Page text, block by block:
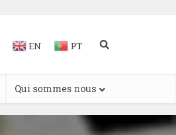
EN PT
Qui sommes nous